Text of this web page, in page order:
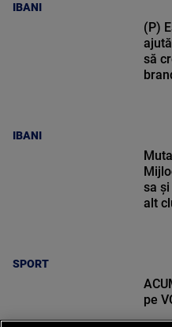
IBANI
IBANI
(P)
să
SPORT
sa
alt
pe